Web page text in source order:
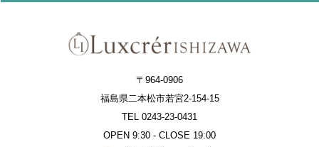
〒964-0906
福島県二本松市若宮2-154-15
TEL 0243-23-0431
OPEN 9:30 - CLOSE 19:00